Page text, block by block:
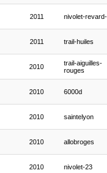
2011 nivolet-
2011 trail-huiles
2010
trail-aiguilles-
rouges
2010 6000d
2010 saintelyon
2010 allobroges
2010 nivolet-23